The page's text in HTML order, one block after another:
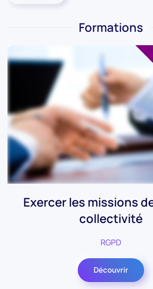
Formations
Exercer les missions
collectivité
RGPD
Découvrir